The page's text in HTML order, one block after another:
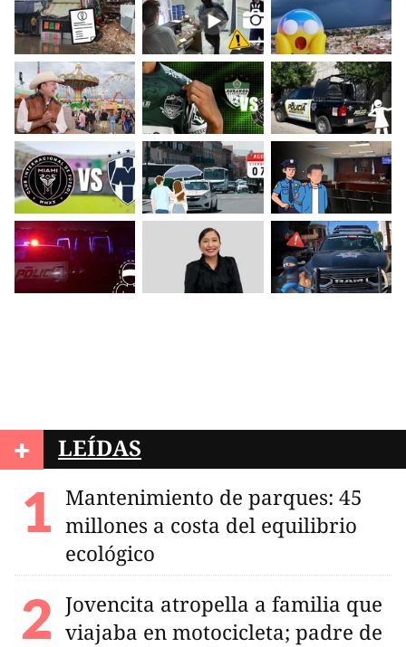
+ LEÍDAS
Mantenimiento de parques: 45
millones a costa del equilibrio
ecológico
Jovencita atropella a familia que
viajaba en motocicleta; padre de